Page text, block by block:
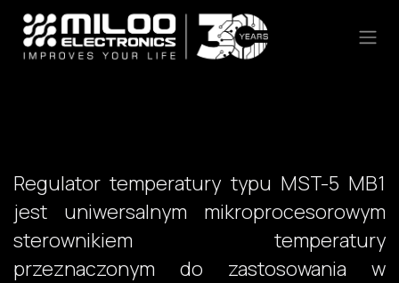
Skip to Content
Regulator temperatury typu MST-5 MB1
jest uniwersalnym mikroprocesorowym
sterownikiem temperatury
przeznaczonym do zastosowania w